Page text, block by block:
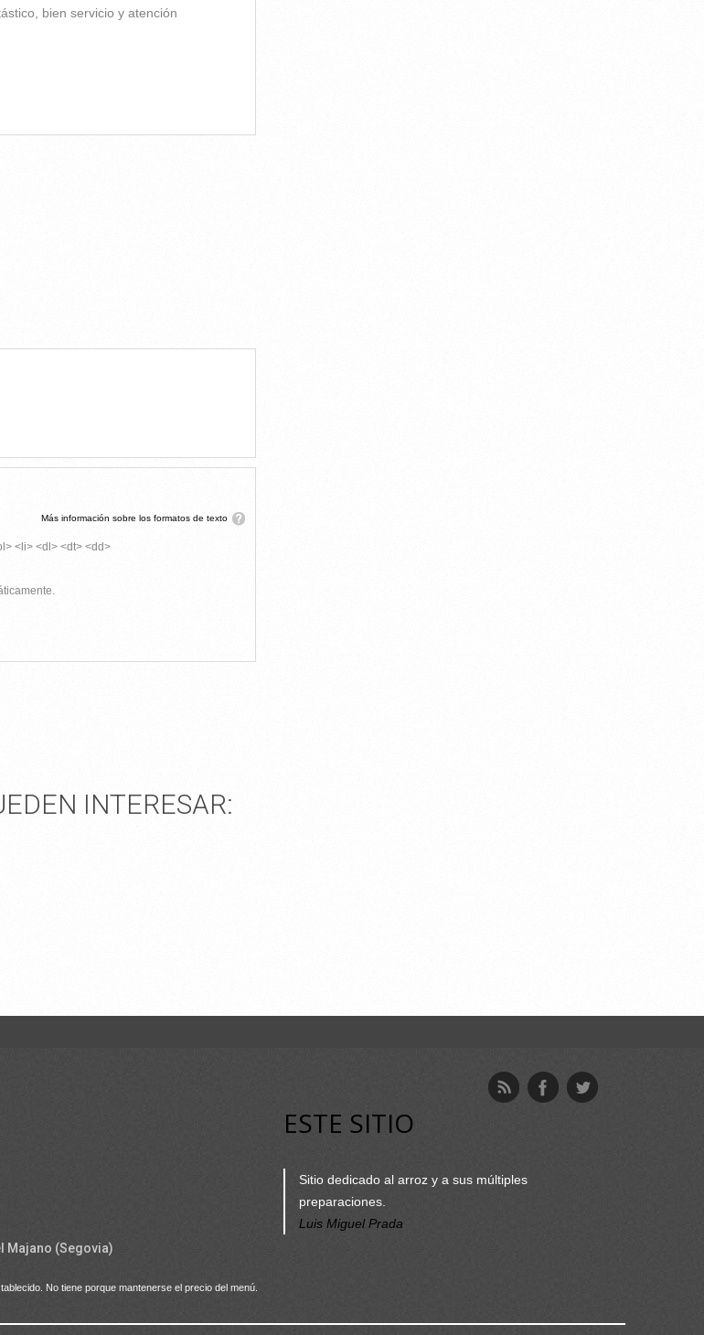
bien servicio y atención
Más información sobre los formatos de texto
<li> <dl> <dt> <dd>
INTERESAR:
Majano (Segovia)
No tiene porque mantenerse el precio del menú.
ESTE SITIO
Sitio dedicado al arroz y a sus múltiples
preparaciones.
Luis Miguel Prada